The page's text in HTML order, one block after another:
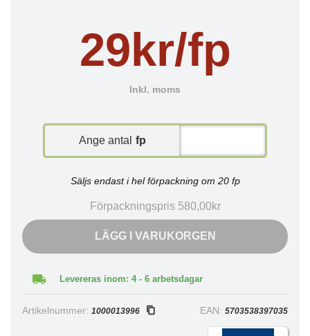
29kr/fp
Inkl. moms
Ange antal fp
Säljs endast i hel förpackning om 20 fp
Förpackningspris 580,00kr
LÄGG I VARUKORGEN
Levereras inom: 4 - 6 arbetsdagar
Artikelnummer: 1000013996 EAN: 5703538397035